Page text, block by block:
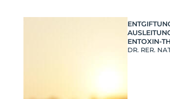
ENTOXIN-
DR. RER.